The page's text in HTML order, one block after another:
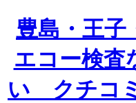
豊島・王子
エコー検査
い クチコ